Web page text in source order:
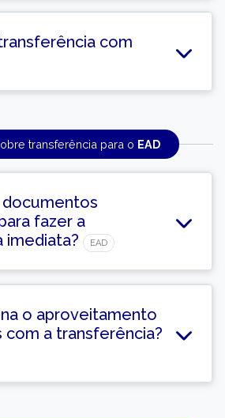
com
transferência para o EAD
documentos
fazer a
imediata?
EAD
o aproveitamento
com a transferência?